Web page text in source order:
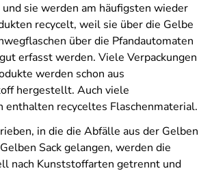
und sie werden am häufigsten wieder
recycelt, weil sie über die Gelbe
über die Pfandautomaten
erfasst werden. Viele Verpackungen
werden schon aus
hergestellt. Auch viele
enthalten recyceltes Flaschenmaterial.
in die die Abfälle aus der Gelben
Sack gelangen, werden die
nach Kunststoffarten getrennt und